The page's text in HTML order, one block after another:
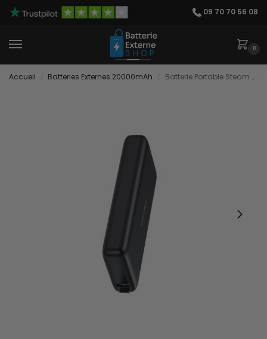
09 70 70 56 08
0
Accueil Batteries Externes 20000mAh Batterie Portable Steam Deck